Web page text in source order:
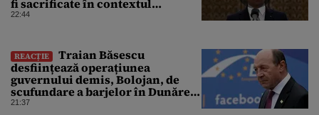
fi sacrificate în contextul
focarului de variolă ovină
22:44
REACȚIE
Traian Băsescu
desființează operațiunea
guvernului demis, Bolojan, de
scufundare a barjelor în Dunăre:
„Este o improvizație”
21:37